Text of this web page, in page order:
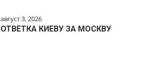
август 3, 2026
ОТВЕТКА КИЕВУ ЗА МОСКВУ